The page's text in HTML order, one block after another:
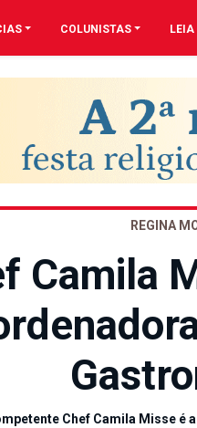
COLUNISTAS LEIA
REGINA
Camila
Chef Camila Misse